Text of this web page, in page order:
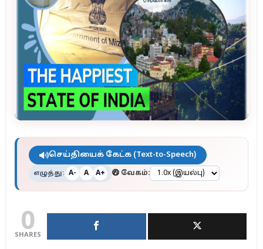
செய்தியைக் கேட்க (Text-to-Speech)
எழுத்து: A- A A+ வேகம்:
0
SHARES